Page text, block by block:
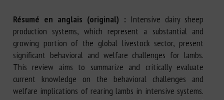
Résumé en anglais (original) : Intensive dairy sheep
production systems, which represent a substantial and
growing portion of the global livestock sector, present
significant behavioral and welfare challenges for lambs.
This review aims to summarize and critically evaluate
current knowledge on the behavioral challenges and
welfare implications of rearing lambs in intensive systems.